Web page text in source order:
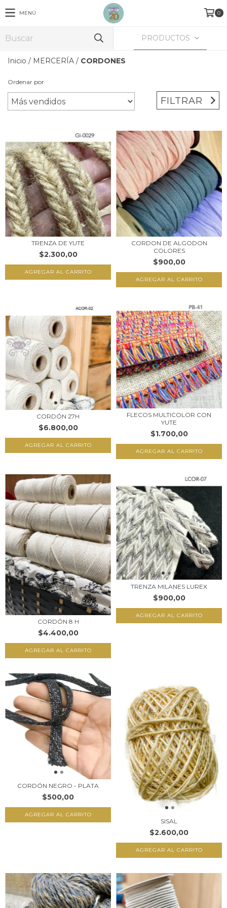
MENÚ 0
PRODUCTOS
Inicio / MERCERÍA / CORDONES
Ordenar por
FILTRAR
TRENZA DE YUTE
$2.300,00
AGREGAR AL CARRITO
CORDON DE ALGODON
COLORES
$900,00
AGREGAR AL CARRITO
CORDÓN 27H
$6.800,00
FLECOS MULTICOLOR CON
YUTE
$1.700,00
AGREGAR AL CARRITO
CORDÓN 8 H
$4.400,00
TRENZA MILANES LUREX
$900,00
AGREGAR AL CARRITO
CORDÓN NEGRO - PLATA
$500,00
AGREGAR AL CARRITO
SISAL
$2.600,00
AGREGAR AL CARRITO